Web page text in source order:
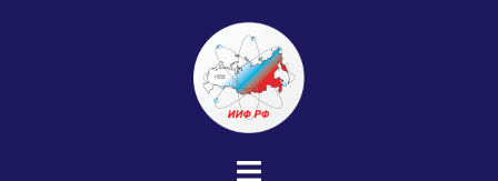
Переключатель